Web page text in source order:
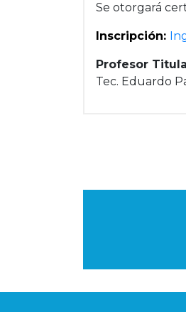
Se otorgará
Inscripción:
Profesor
Tec. Eduardo